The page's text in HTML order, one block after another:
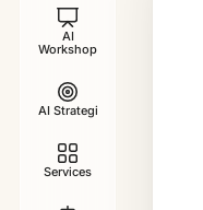
AI
Workshop
AI Strategi
Services